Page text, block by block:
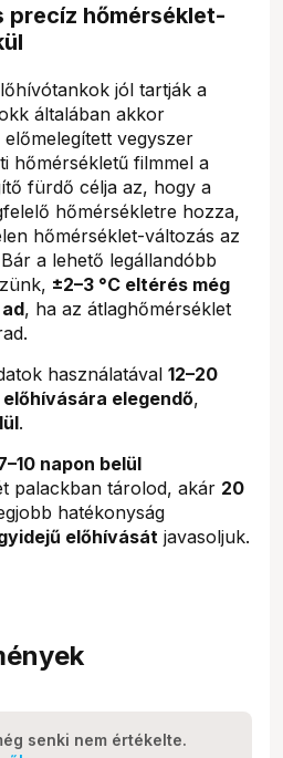
precíz hőmérséklet-
jól tartják a
általában akkor
vegyszer
hőmérsékletű filmmel a
fürdő célja az, hogy a
hőmérsékletre hozza,
hőmérséklet-változás az
a lehető legállandóbb
±2–3 °C eltérés még
, ha az átlaghőmérséklet
használatával 12–20
elegendő,
.
napon belül
palackban tárolod, akár 20
hatékonyság
előhívását javasoljuk.
senki nem értékelte.